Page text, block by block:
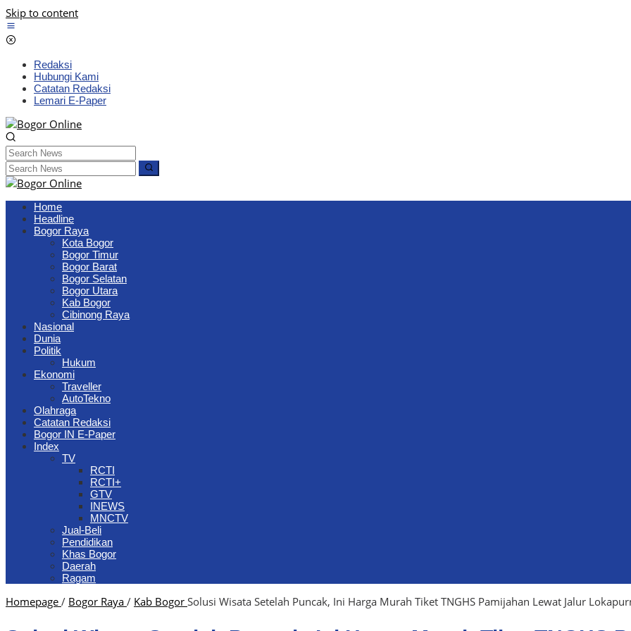
Skip to content
Redaksi
Hubungi Kami
Catatan Redaksi
Lemari E-Paper
Home
Headline
Bogor Raya
Kota Bogor
Bogor Timur
Bogor Barat
Bogor Selatan
Bogor Utara
Kab Bogor
Cibinong Raya
Nasional
Dunia
Politik
Hukum
Ekonomi
Traveller
AutoTekno
Olahraga
Catatan Redaksi
Bogor IN E-Paper
Index
TV
RCTI
RCTI+
GTV
INEWS
MNCTV
Jual-Beli
Pendidikan
Khas Bogor
Daerah
Ragam
Homepage / Bogor Raya / Kab Bogor Solusi Wisata Setelah Puncak, Ini Harga Murah Tiket TNGHS Pamijahan Lewat Jalur